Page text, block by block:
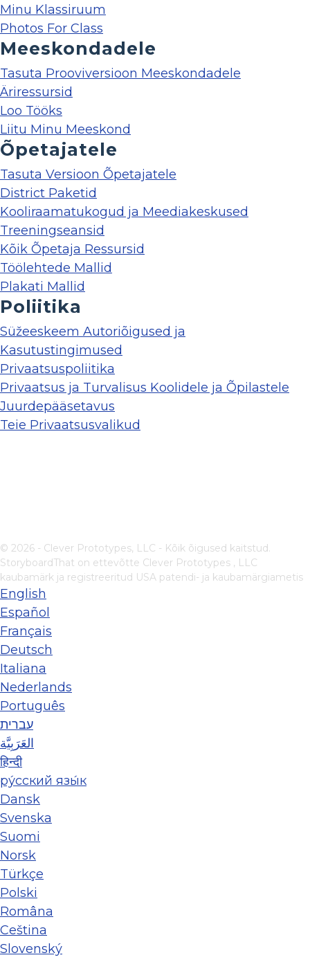
Minu Klassiruum
Photos For Class
Meeskondadele
Tasuta Prooviversioon Meeskondadele
Äriressursid
Loo Tööks
Liitu Minu Meeskond
Õpetajatele
Tasuta Versioon Õpetajatele
District Paketid
Kooliraamatukogud ja Meediakeskused
Treeningseansid
Kõik Õpetaja Ressursid
Töölehtede Mallid
Plakati Mallid
Poliitika
Süžeeskeem Autoriõigused ja
Kasutustingimused
Privaatsuspoliitika
Privaatsus ja Turvalisus Koolidele ja Õpilastele
Juurdepääsetavus
Teie Privaatsusvalikud
© 2026 - Clever Prototypes, LLC - Kõik õigused kaitstud.
StoryboardThat on ettevõtte Clever Prototypes , LLC
kaubamärk ja registreeritud USA patendi- ja kaubamärgiametis
English
Español
Français
Deutsch
Italiana
Nederlands
Português
עברית
العَرَبِيَّة
हिन्दी
ру́сский язы́к
Dansk
Svenska
Suomi
Norsk
Türkçe
Polski
Româna
Ceština
Slovenský